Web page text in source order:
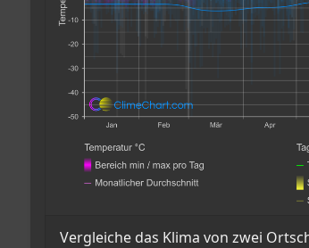
Vergleiche das Klima von zwei